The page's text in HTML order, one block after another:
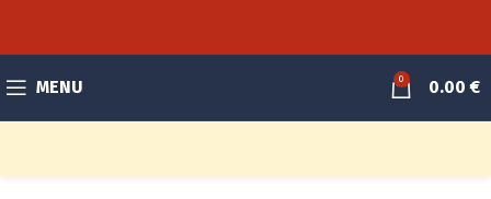
MENU 0 0.00€